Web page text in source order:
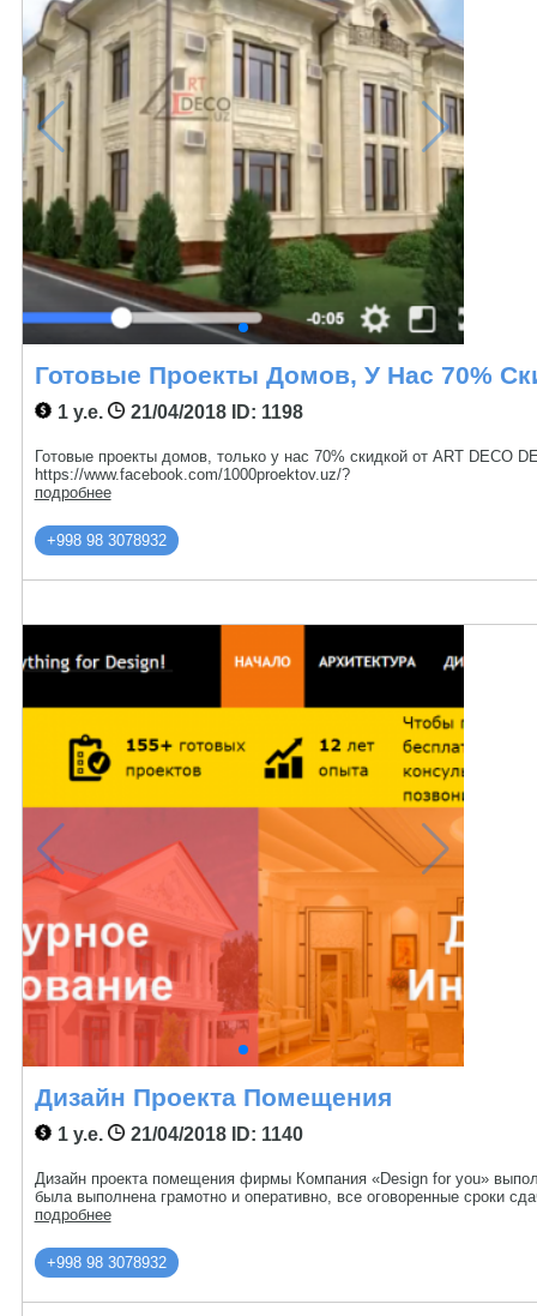
Готовые Проекты Домов, У Нас 70%
1 у.е. 21/04/2018ID: 1198
Готовые проекты домов, только у нас 70% скидкой от ART DECO
https://www.facebook.com/1000proektov.uz/?
подробнее
+998 98 3078932
Дизайн Проекта Помещения
1 у.е. 21/04/2018ID: 1140
Дизайн проекта помещения фирмы Компания «Design for you»
была выполнена грамотно и оперативно, все оговоренные сроки
подробнее
+998 98 3078932